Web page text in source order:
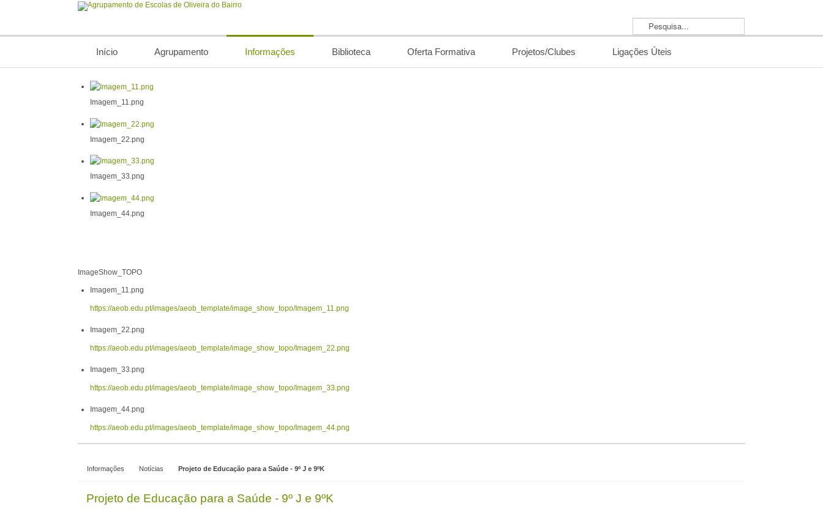
Pesquisa...
Início Agrupamento Informações Biblioteca Oferta Formativa Projetos/Clubes Ligações Úteis
Imagem_11.png
Imagem_22.png
Imagem_33.png
Imagem_44.png
ImageShow_TOPO
Imagem_11.png
https://aeob.edu.pt/images/aeob_template/image_show_topo/Imagem_11.png
Imagem_22.png
https://aeob.edu.pt/images/aeob_template/image_show_topo/Imagem_22.png
Imagem_33.png
https://aeob.edu.pt/images/aeob_template/image_show_topo/Imagem_33.png
Imagem_44.png
https://aeob.edu.pt/images/aeob_template/image_show_topo/Imagem_44.png
Informações Notícias Projeto de Educação para a Saúde - 9º J e 9ºK
Projeto de Educação para a Saúde - 9º J e 9ºK